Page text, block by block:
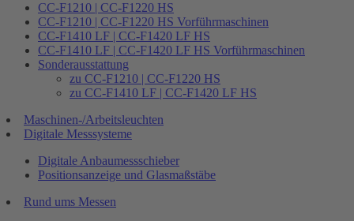
CC-F1210 | CC-F1220 HS
CC-F1210 | CC-F1220 HS Vorführmaschinen
CC-F1410 LF | CC-F1420 LF HS
CC-F1410 LF | CC-F1420 LF HS Vorführmaschinen
Sonderausstattung
zu CC-F1210 | CC-F1220 HS
zu CC-F1410 LF | CC-F1420 LF HS
Maschinen-/Arbeitsleuchten
Digitale Messsysteme
Digitale Anbaumessschieber
Positionsanzeige und Glasmaßstäbe
Rund ums Messen